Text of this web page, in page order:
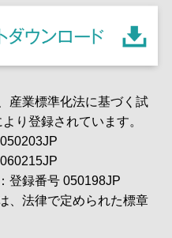
産業標準化法に基づく試
り登録されています。
登録番号 050198JP
、法律で定められた標章